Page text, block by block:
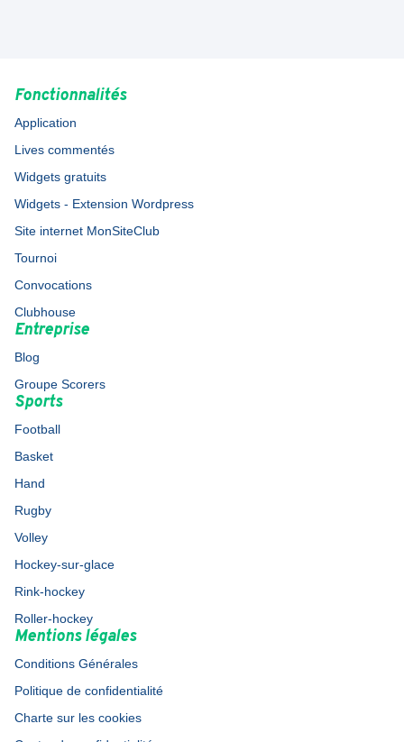
Fonctionnalités
Application
Lives commentés
Widgets gratuits
Widgets - Extension Wordpress
Site internet MonSiteClub
Tournoi
Convocations
Clubhouse
Entreprise
Blog
Groupe Scorers
Sports
Football
Basket
Hand
Rugby
Volley
Hockey-sur-glace
Rink-hockey
Roller-hockey
Mentions légales
Conditions Générales
Politique de confidentialité
Charte sur les cookies